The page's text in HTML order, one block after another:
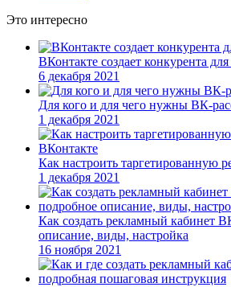
Это интересно
ВКонтакте создает конкурента
6 декабря 2021
Для кого и для чего нужны ВК-
1 декабря 2021
Как настроить таргетированную
1 декабря 2021
Как создать рекламный кабинет
описание, виды, настройка
16 ноября 2021